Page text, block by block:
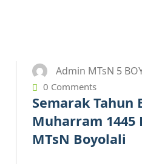
Admin MTsN 5
0 Comments
Semarak Tahun
Muharram 1445
MTsN Boyolali